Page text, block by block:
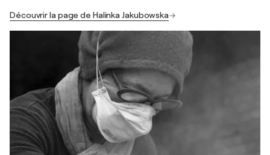
Découvrir la page de Halinka Jakubowska